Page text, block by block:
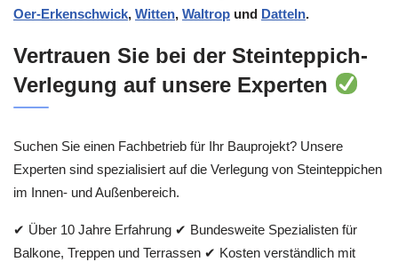
Oer-Erkenschwick, Witten, Waltrop und Datteln.
Vertrauen Sie bei der Steinteppich-
Verlegung auf unsere Experten
Suchen Sie einen Fachbetrieb für Ihr Bauprojekt? Unsere
Experten sind spezialisiert auf die Verlegung von Steinteppichen
im Innen- und Außenbereich.
✔ Über 10 Jahre Erfahrung ✔ Bundesweite Spezialisten für
Balkone, Treppen und Terrassen ✔ Kosten verständlich mit